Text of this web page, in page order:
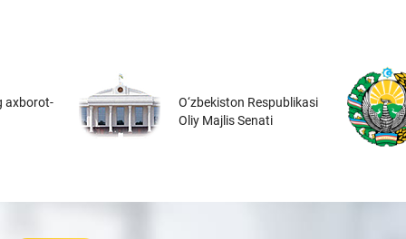
axborot-
O‘zbekiston Respublikasi
Oliy Majlis Senati